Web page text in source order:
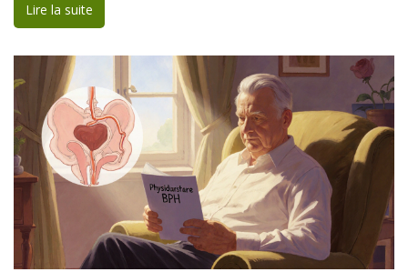
Lire la suite